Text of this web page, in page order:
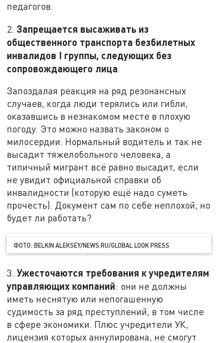
педагогов.
2.Запрещается высаживать из
общественного транспорта безбилетных
инвалидов I группы, следующих без
сопровождающего лица.
Запоздалая реакция на ряд резонансных
случаев, когда люди терялись или гибли,
оказавшись в незнакомом месте в плохую
погоду. Это можно назвать законом о
милосердии. Нормальный водитель и так не
высадит тяжелобольного человека, а
типичный мигрант всё равно высадит, если
не увидит официальной справки об
инвалидности (которую ещё надо суметь
прочесть). Документ сам по себе неплохой, но
будет ли работать?
ФОТО: BELKIN ALEKSEY/NEWS.RU/GLOBAL LOOK PRESS
3.Ужесточаются требования к учредителям
управляющих компаний: они не должны
иметь неснятую или непогашенную
судимость за ряд преступлений, в том числе
в сфере экономики. Плюс учредители УК,
лицензия которых аннулирована, не смогут